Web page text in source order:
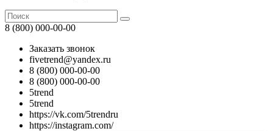
8 (800) 000-00-00
Заказать звонок
fivetrend@yandex.ru
8 (800) 000-00-00
8 (800) 000-00-00
5trend
5trend
https://vk.com/5trendru
https://instagram.com/